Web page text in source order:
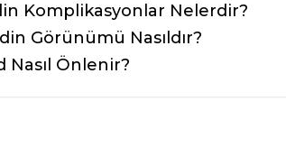
Komplikasyonlar Nelerdir?
Görünümü Nasıldır?
Önlenir?